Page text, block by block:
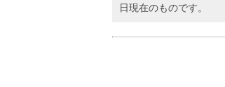
日現在のものです。